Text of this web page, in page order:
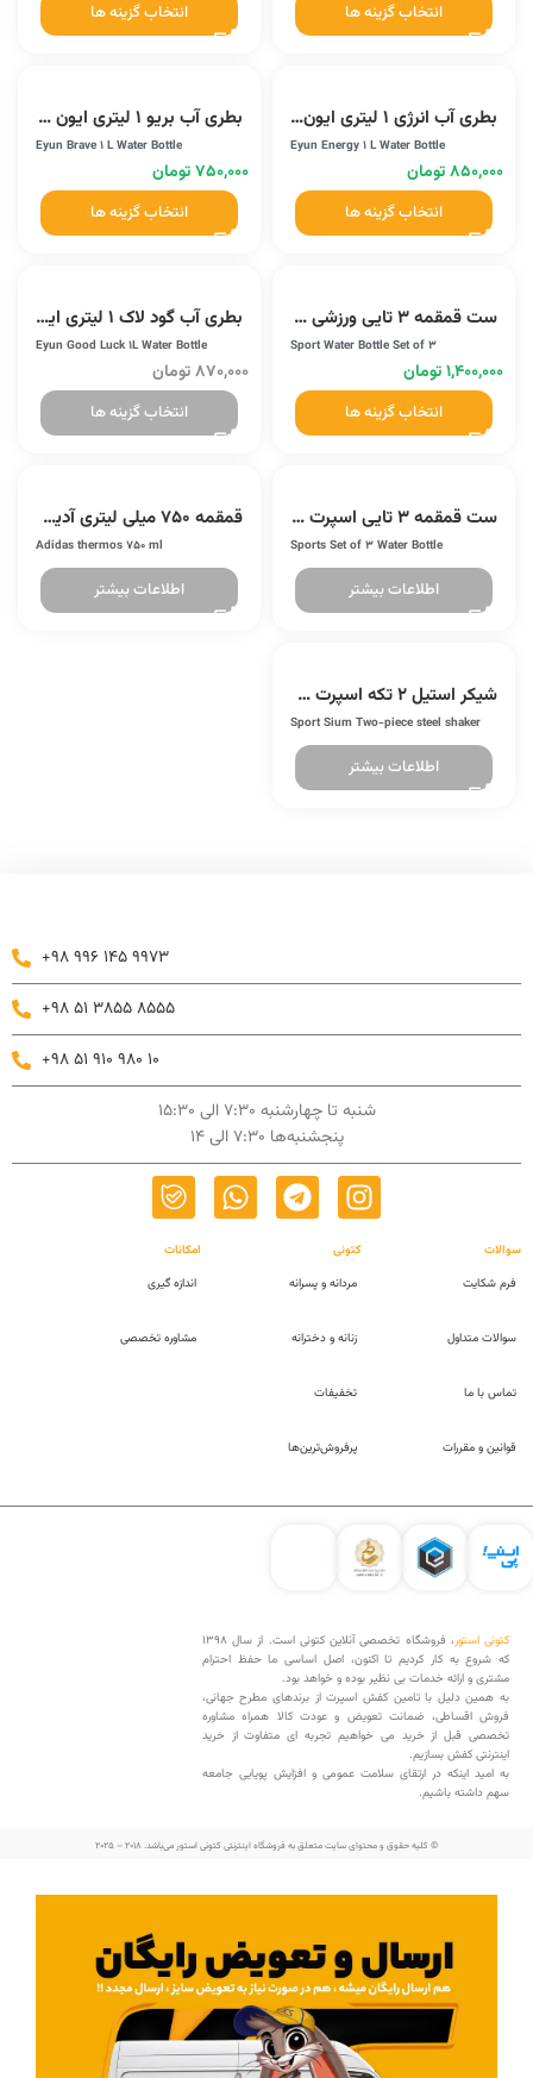
انتخاب گزینه ها انتخاب گزینه ها
بطری آب انرژی 1 لیتری ایون (YY-8021)
Eyun Energy 1 L Water Bottle
۸۵۰,۰۰۰تومان
انتخاب گزینه ها
بطری آب بریو 1 لیتری ایون (YY-831)
Eyun Brave 1 L Water Bottle
۷۵۰,۰۰۰تومان
انتخاب گزینه ها
ست قمقمه 3 تایی ورزشی (BWS-293)
Sport Water Bottle Set of 3
۱,۴۰۰,۰۰۰تومان
انتخاب گزینه ها
بطری آب گود لاک 1 لیتری ایون (YY-165)
Eyun Good Luck 1L Water Bottle
۸۷۰,۰۰۰تومان
انتخاب گزینه ها
ست قمقمه 3 تایی اسپرت (BWS-283)
Sports Set of 3 Water Bottle
اطلاعات بیشتر
قمقمه 750 میلی لیتری آدیداس (YY372)
Adidas thermos 750 ml
اطلاعات بیشتر
شیکر استیل 2 تکه اسپرت سیوم (MK40)
Sport Sium Two-piece steel shaker
اطلاعات بیشتر
+98 996 145 9973
+98 51 3855 8555
+98 51 910 980 10
شنبه تا چهارشنبه 7:30 الی 15:30
پنجشنبه‌ها 7:30 الی 14
سوالات
فرم شکایت
سوالات متداول
تماس با ما
قوانین و مقررات
کتونی
مردانه و پسرانه
زنانه و دخترانه
تخفیفات
پرفروش‌ترین‌ها
امکانات
اندازه گیری
مشاوره تخصصی
کتونی استور
، فروشگاه تخصصی آنلاین کتونی است. از سال 1398
که شروع به کار کردیم تا اکنون، اصل اساسی ما حفظ احترام
مشتری و ارائه خدمات بی نظیر بوده و خواهد بود.
به همین دلیل با تامین کفش اسپرت از برندهای مطرح جهانی،
فروش اقساطی، ضمانت تعویض و عودت کالا همراه مشاوره
تخصصی قبل از خرید می خواهیم تجربه ای متفاوت از خرید
اینترنتی کفش بسازیم.
به امید اینکه در ارتقای سلامت عمومی و افزایش پویایی جامعه
سهم داشته باشیم.
© کلیه حقوق و محتوای سایت متعلق به فروشگاه اینترنتی کتونی استور می‌باشد. 2018 – 2025